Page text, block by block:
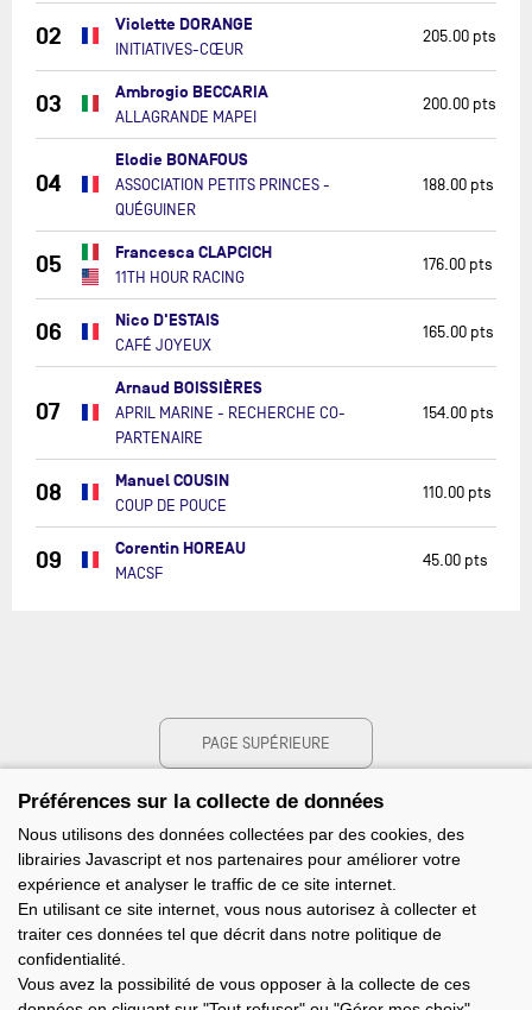
02 Violette DORANGE
INITIATIVES-CŒUR
205.00 pts
03 Ambrogio BECCARIA
ALLAGRANDE MAPEI
200.00 pts
04
Elodie BONAFOUS
ASSOCIATION PETITS PRINCES -
QUÉGUINER
188.00 pts
05 Francesca CLAPCICH
11TH HOUR RACING
176.00 pts
06 Nico D'ESTAIS
CAFÉ JOYEUX
165.00 pts
07
Arnaud BOISSIÈRES
APRIL MARINE - RECHERCHE CO-
PARTENAIRE
154.00 pts
08 Manuel COUSIN
COUP DE POUCE
110.00 pts
09 Corentin HOREAU
MACSF
45.00 pts
PAGE SUPÉRIEURE
Préférences sur la collecte de données
Nous utilisons des données collectées par des cookies, des
librairies Javascript et nos partenaires pour améliorer votre
expérience et analyser le traffic de ce site internet.
En utilisant ce site internet, vous nous autorisez à collecter et
traiter ces données tel que décrit dans notre politique de
confidentialité.
Vous avez la possibilité de vous opposer à la collecte de ces